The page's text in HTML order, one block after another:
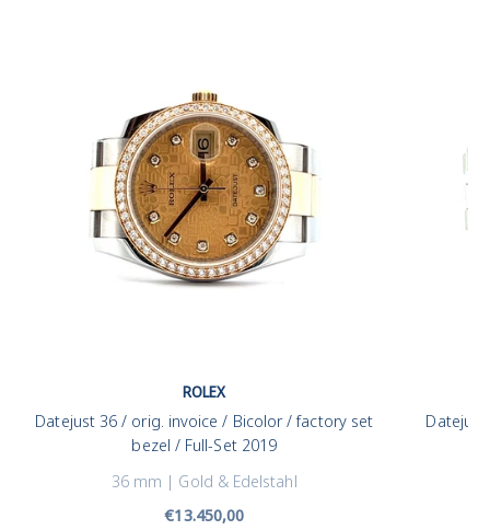
ROLEX
Datejust 36 / orig. invoice / Bicolor / factory set
bezel / Full-Set 2019
36 mm | Gold & Edelstahl
Angebotspreis
€13.450,00